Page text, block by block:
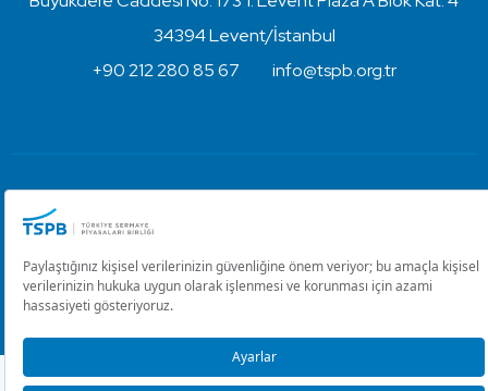
34394 Levent/İstanbul
+90 212 280 85 67
info@tspb.org.tr
Türkiye Sermaye Piyasaları Birliği ⋅ Copyright © 2023
Çerez Ayarlarını Düzenle